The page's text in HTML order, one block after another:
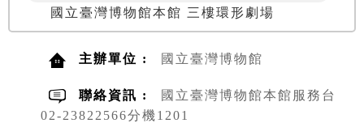
國立臺灣博物館本館 三樓環形劇場
主辦單位 : 國立臺灣博物館
聯絡資訊 :
國立臺灣博物館本館服務台
02-23822566分機1201